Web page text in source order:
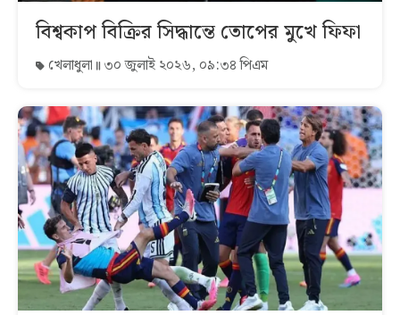
বিশ্বকাপ বিক্রির সিদ্ধান্তে তোপের মুখে ফিফা
খেলাধুলা ৩০ জুলাই ২০২৬, ০৯:৩৪ পিএম